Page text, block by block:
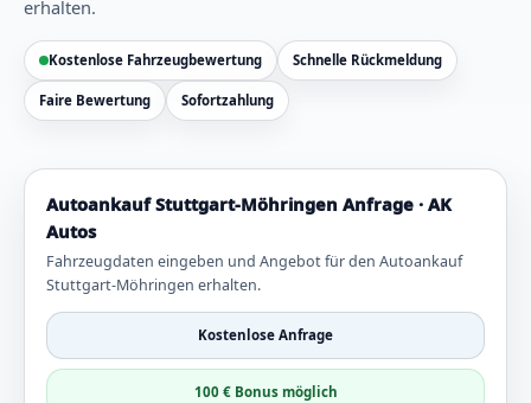
erhalten.
Kostenlose Fahrzeugbewertung Schnelle Rückmeldung
Faire Bewertung Sofortzahlung
Autoankauf Stuttgart-Möhringen Anfrage · AK
Autos
Fahrzeugdaten eingeben und Angebot für den Autoankauf
Stuttgart-Möhringen erhalten.
Kostenlose Anfrage
100 € Bonus möglich